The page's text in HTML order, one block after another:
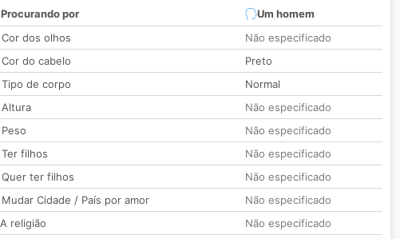
Procurando por
Um homem
Cor dos olhos
Não especificado
Cor do cabelo
Preto
Tipo de corpo
Normal
Altura
Não especificado
Peso
Não especificado
Ter filhos
Não especificado
Quer ter filhos
Não especificado
Mudar Cidade / País por amor
Não especificado
A religião
Não especificado